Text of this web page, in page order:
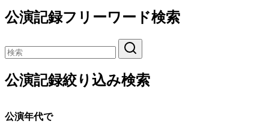
公演記録フリーワード検索
公演記録絞り込み検索
公演年代で